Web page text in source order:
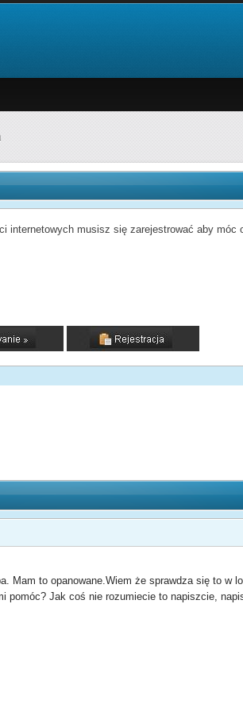
internetowych musisz się zarejestrować aby
Mam to opanowane.Wiem że sprawdza się to w
pomóc? Jak coś nie rozumiecie to napiszcie,